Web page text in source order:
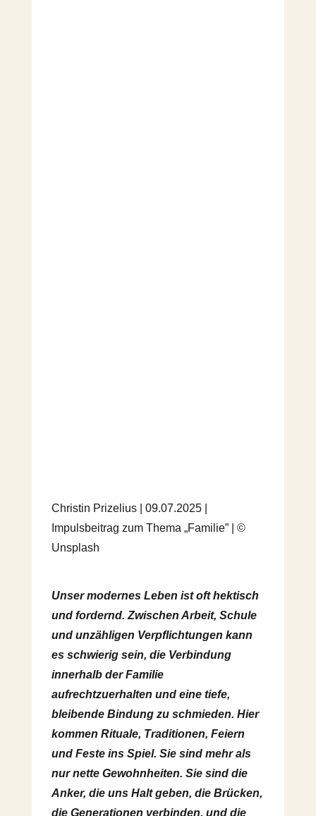
Christin Prizelius | 09.07.2025 |
Impulsbeitrag zum Thema „Familie” | ©
Unsplash
Unser modernes Leben ist oft hektisch
und fordernd. Zwischen Arbeit, Schule
und unzähligen Verpflichtungen kann
es schwierig sein, die Verbindung
innerhalb der Familie
aufrechtzuerhalten und eine tiefe,
bleibende Bindung zu schmieden. Hier
kommen Rituale, Traditionen, Feiern
und Feste ins Spiel. Sie sind mehr als
nur nette Gewohnheiten. Sie sind die
Anker, die uns Halt geben, die Brücken,
die Generationen verbinden, und die